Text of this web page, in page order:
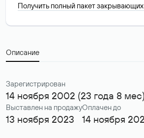
Получить полный пакет
Описание
Зарегистрирован
14 ноября 2002 (23 года 8 мес)
Выставлен на продажу
13 ноября 2023
Оплачен до
14 ноября